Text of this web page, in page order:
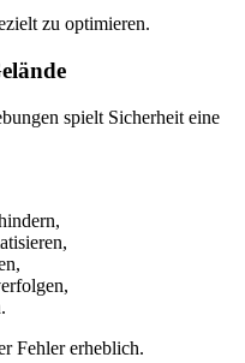
zu optimieren.
spielt Sicherheit eine
Fehler erheblich.